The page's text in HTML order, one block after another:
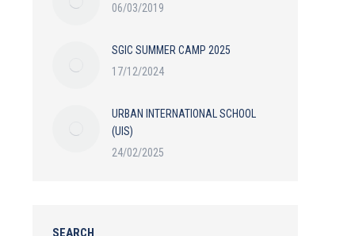
06/03/2019
SGIC SUMMER CAMP 2025
17/12/2024
URBAN INTERNATIONAL SCHOOL
(UIS)
24/02/2025
SEARCH